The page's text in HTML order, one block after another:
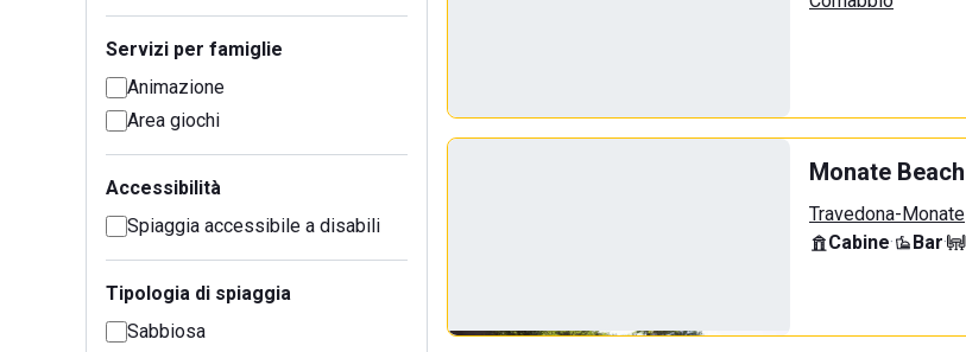
Servizi per famiglie
Animazione
Area giochi
Accessibilità
Spiaggia accessibile a disabili
Tipologia di spiaggia
Sabbiosa
Monate Beach
Travedona-Monate
Cabine· Bar·